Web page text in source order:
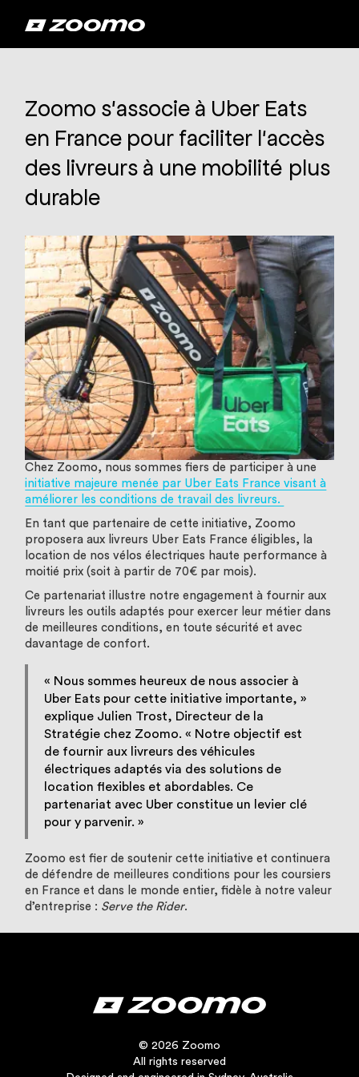
Zoomo s'associe à Uber Eats
en France pour faciliter l'accès
des livreurs à une mobilité plus
durable
Chez Zoomo, nous sommes fiers de participer à une
initiative majeure menée par Uber Eats France visant à
améliorer les conditions de travail des livreurs.
En tant que partenaire de cette initiative, Zoomo
proposera aux livreurs Uber Eats France éligibles, la
location de nos vélos électriques haute performance à
moitié prix (soit à partir de 70€ par mois).
Ce partenariat illustre notre engagement à fournir aux
livreurs les outils adaptés pour exercer leur métier dans
de meilleures conditions, en toute sécurité et avec
davantage de confort.
« Nous sommes heureux de nous associer à
Uber Eats pour cette initiative importante, »
explique Julien Trost, Directeur de la
Stratégie chez Zoomo. « Notre objectif est
de fournir aux livreurs des véhicules
électriques adaptés via des solutions de
location flexibles et abordables. Ce
partenariat avec Uber constitue un levier clé
pour y parvenir. »
Zoomo est fier de soutenir cette initiative et continuera
de défendre de meilleures conditions pour les coursiers
en France et dans le monde entier, fidèle à notre valeur
d’entreprise : Serve the Rider.
© 2026 Zoomo
All rights reserved